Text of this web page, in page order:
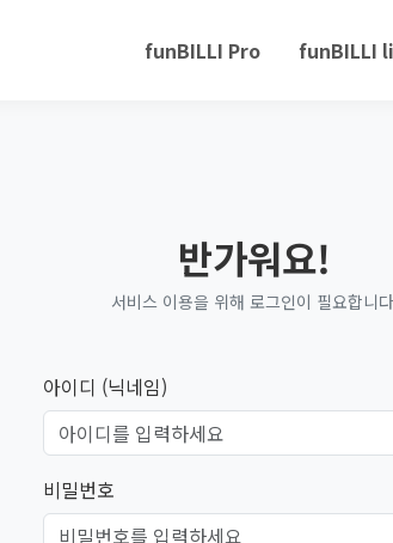
funBILLI Pro funBILLI
반가워요!
서비스 이용을 위해 로그인이 필요합니
아이디 (닉네임)
비밀번호